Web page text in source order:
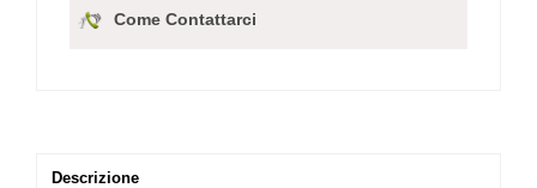
Come Contattarci
Descrizione